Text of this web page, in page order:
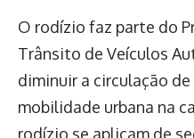
O rodízio faz parte do
Trânsito de Veículos
diminuir a circulação
mobilidade urbana na
rodízio se aplicam de